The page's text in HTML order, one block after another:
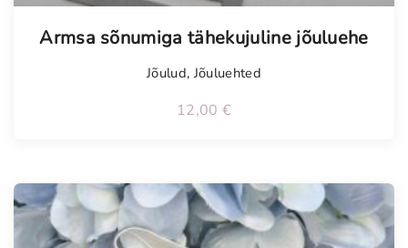
Armsa sõnumiga tähekujuline jõuluehe
Jõulud, Jõuluehted
12,00 €